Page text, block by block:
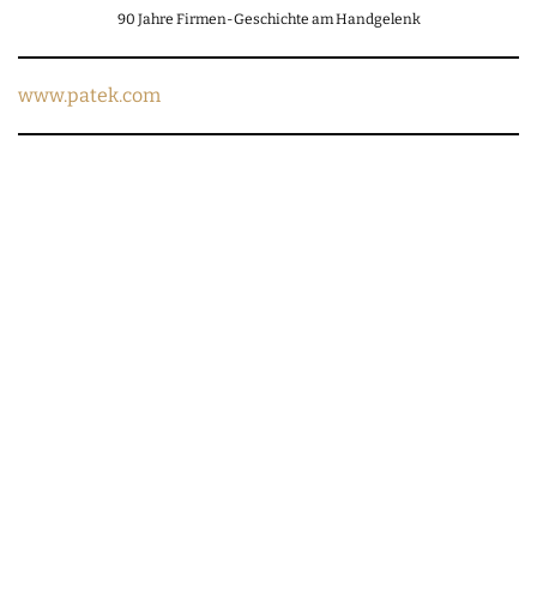
90 Jahre Firmen-Geschichte am Handgelenk
www.patek.com